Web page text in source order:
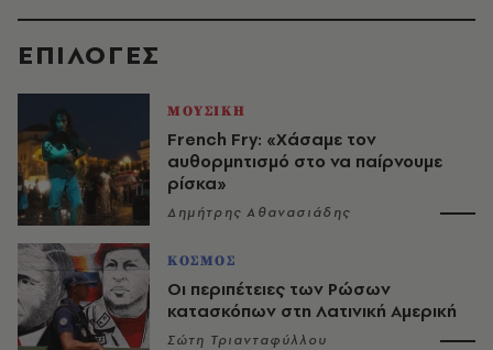
EΠΙΛΟΓΈΣ
ΜΟΥΣΙΚΗ
French Fry: «Χάσαμε τον
αυθορμητισμό στο να παίρνουμε
ρίσκα»
Δημήτρης Αθανασιάδης
ΚΟΣΜΟΣ
Οι περιπέτειες των Ρώσων
κατασκόπων στη Λατινική Αμερική
Σώτη Τριανταφύλλου